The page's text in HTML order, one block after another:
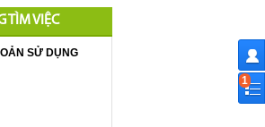
TÌM VIỆC
SỬ DỤNG
1